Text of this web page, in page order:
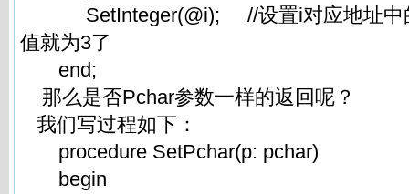
SetInteger(@i); //设置i对应地址中的
值就为3了
end;
那么是否Pchar参数一样的返回呢？
我们写过程如下：
procedure SetPchar(p: pchar)
begin